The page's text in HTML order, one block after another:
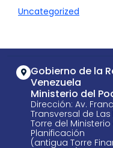
Uncategorized
Gobierno de la
Venezuela
Ministerio del
Dirección: Av.
Transversal de Las
Torre del
Planificación
(antigua Torre